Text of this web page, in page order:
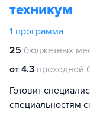
техникум
1 программа
25 бюджетных
от 4.3 проходной
Готовит
специальностям